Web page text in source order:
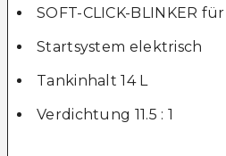
SOFT-CLICK-BLINKER
Startsystem elektrisch
Tankinhalt 14 L
Verdichtung 11.5 : 1